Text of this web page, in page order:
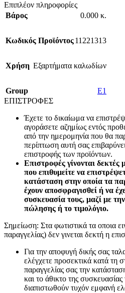
Επιπλέον πληροφορίες
Βάρος
0.000 κ.
Κωδικός Προϊόντος11221313
Χρήση Εξαρτήματα καλωδίων
Group
E1
ΕΠΙΣΤΡΟΦΕΣ
Έχετε το δικαίωμα να
αγοράσετε αζημίως εντός
από την ημερομηνία που θα
περίπτωση αυτή σας
επιστροφής των προϊόντων.
Επιστροφές γίνονται δεκτές
που επιθυμείτε να
κατάσταση στην οποία τα
έχουν αποσφραγισθεί ή να
συσκευασία τους, μαζί με
πώλησης ή το τιμολόγιο.
Σημείωση: Στα φωτιστικά τα οποια
παραγγελίας) δεν γινεται δεκτή η
Για την αποφυγή δικής σας
ελέγχετε προσεκτικά κατά τη
παραγγελίας σας την
και το άθικτο της
διαπιστωθούν τυχόν εμφανή